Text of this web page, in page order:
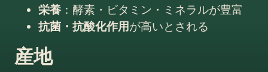
栄養 ：酵素・ビタミン・ミネラルが豊富
抗菌・抗酸化作用が高いとされる
産地